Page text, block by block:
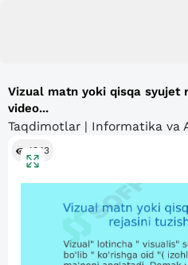
Vizual matn yoki qisqa syujet
video...
Taqdimotlar | Informatika va
1843